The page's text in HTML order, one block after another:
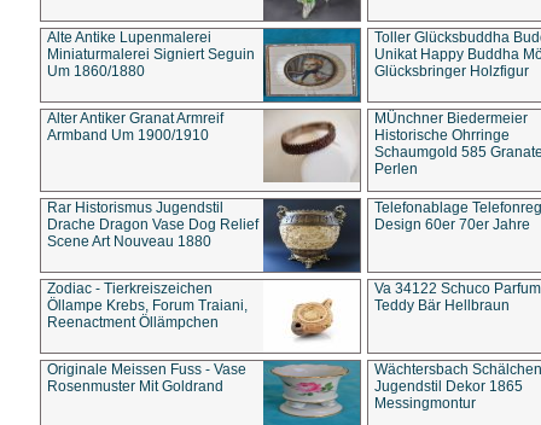
Alte Antike Lupenmalerei
Miniaturmalerei Signiert Seguin
Um 1860/1880
Toller Glücksbuddha
Unikat Happy Buddha
Glücksbringer Holzfigur
Alter Antiker Granat Armreif
Armband Um 1900/1910
MÜnchner Biedermeier
Historische Ohrringe
Schaumgold 585
Perlen
Rar Historismus Jugendstil
Drache Dragon Vase Dog Relief
Scene Art Nouveau 1880
Telefonablage
Design 60er 70er Jahre
Zodiac - Tierkreiszeichen
Öllampe Krebs, Forum Traiani,
Reenactment Öllämpchen
Va 34122 Schuco
Teddy Bär Hellbraun
Originale Meissen Fuss - Vase
Rosenmuster Mit Goldrand
Wächtersbach Schälchen
Jugendstil Dekor 1865
Messingmontur